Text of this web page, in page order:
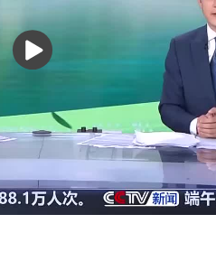
播
放